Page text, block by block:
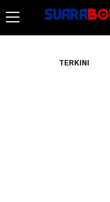
TERKINI